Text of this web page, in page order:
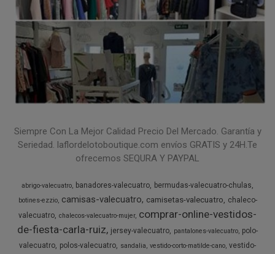
Siempre Con La Mejor Calidad Precio Del Mercado. Garantía y
Seriedad. laflordelotoboutique.com envíos GRATIS y 24H.Te
ofrecemos SEQURA Y PAYPAL
abrigo-valecuatro banadores-valecuatro bermudas-valecuatro-chulas
botines-ezzio camisas-valecuatro camisetas-valecuatro
chaleco-
valecuatro chalecos-valecuatro-mujer comprar-online-vestidos-
de-fiesta-carla-ruiz
jersey-valecuatro pantalones-valecuatro polo-
valecuatro polos-valecuatro sandalia vestido-corto-matilde-cano vestido-